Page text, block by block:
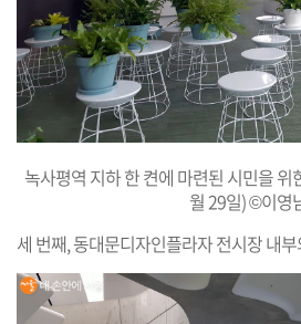
녹사평역 지하 한 켠에 마련된 시민을 위
월 29일) ©이영
세 번째, 동대문디자인플라자 전시장 내